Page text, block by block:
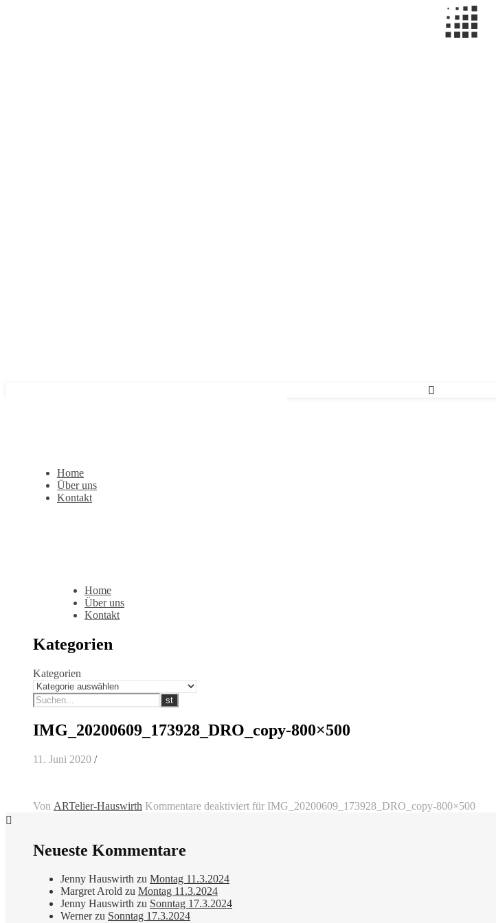
Home
Über uns
Kontakt
Home
Über uns
Kontakt
Kategorien
Kategorien
IMG_20200609_173928_DRO_copy-800×500
11. Juni 2020 /
Von ARTelier-Hauswirth Kommentare deaktiviert für IMG_20200609_173928_DRO_copy-800×500
Neueste Kommentare
Jenny Hauswirth zu Montag 11.3.2024
Margret Arold zu Montag 11.3.2024
Jenny Hauswirth zu Sonntag 17.3.2024
Wernerzu Sonntag 17.3.2024